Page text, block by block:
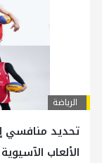
الرياضة
تحديد منافسي
الألعاب الآسيوية